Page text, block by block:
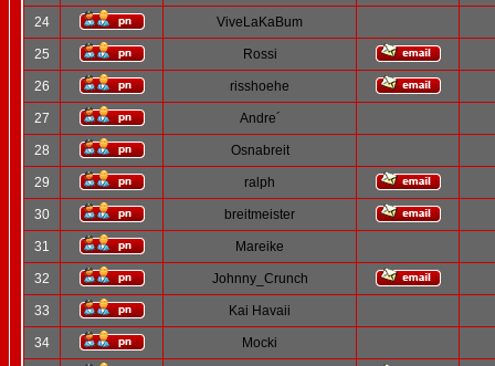
24 ViveLaKaBum
25 Rossi
26 risshoehe
27 Andre´
28 Osnabreit
29 ralph
30 breitmeister
31 Mareike
32 Johnny_Crunch
33 Kai Havaii
34 Mocki